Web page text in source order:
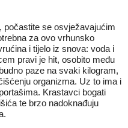
počastite se osvježavajućim
za ovo vrhunsko
i tijelo iz snova: voda i
pravi je hit, osobito među
paze na svaki kilogram,
organizma. Uz to ima i
Krastavci bogati
te brzo nadoknađuju